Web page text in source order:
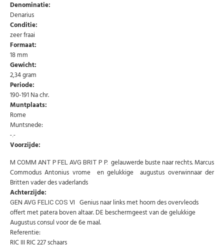
Abonneer u op onze nieuwsbrief
Schrijf u in voor onze gratis nieuwsbrief en ontvang
wekelijks een overzicht van de nieuwste munten en
Uw
email
AANMELDEN
U kunt zich op elk moment weer afmelden via de nieuwsbrief.
Denominatie:
Denarius
Conditie:
zeer fraai
Formaat:
18 mm
Gewicht:
2,34 gram
Periode:
190-191 Na chr.
Muntplaats:
Rome
Muntsnede:
-.-
Voorzijde:
M COMM ANT P FEL AVG BRIT P P.gelauwerde buste naar rechts. Marcus
Commodus Antonius vrome en gelukkige augustus overwinnaar der
Britten vader des vaderlands
Achterzijde:
GEN AVG FELIC COS VI
Genius naar links met hoorn des overvleods
offert met patera boven altaar. DE beschermgeest van de gelukkige
Augustus consul voor de 6e maal.
Referentie:
RIC III RIC 227 schaars